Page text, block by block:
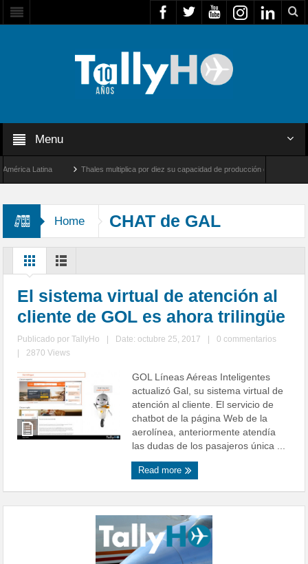
Menu
Latina Thales multiplica por diez su capacidad de producción de radares en
Home CHAT de GAL
El sistema virtual de atención al
cliente de GOL es ahora trilingüe
Publicado porTallyHo Date: octubre 25, 2017
0 commentarios
2870 Views
GOL Líneas Aéreas Inteligentes
actualizó Gal, su sistema virtual de
atención al cliente. El servicio de
chatbot de la página Web de la
aerolínea, anteriormente atendía
las dudas de los pasajeros única ...
Read more